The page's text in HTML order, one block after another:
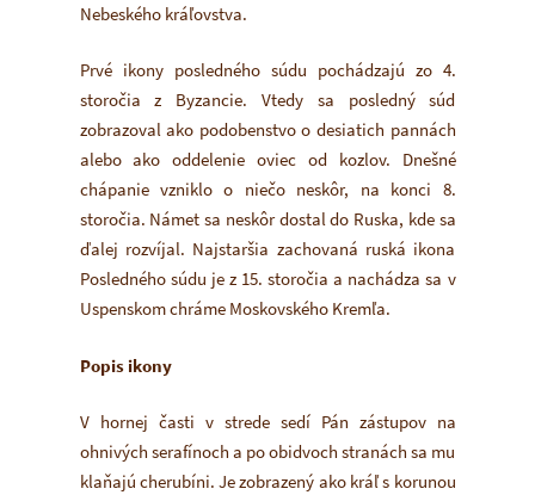
Nebeského kráľovstva.
Prvé ikony posledného súdu pochádzajú zo 4.
storočia z Byzancie. Vtedy sa posledný súd
zobrazoval ako podobenstvo o desiatich pannách
alebo ako oddelenie oviec od kozlov. Dnešné
chápanie vzniklo o niečo neskôr, na konci 8.
storočia. Námet sa neskôr dostal do Ruska, kde sa
ďalej rozvíjal. Najstaršia zachovaná ruská ikona
Posledného súdu je z 15. storočia a nachádza sa v
Uspenskom chráme Moskovského Kremľa.
Popis ikony
V hornej časti v strede sedí Pán zástupov na
ohnivých serafínoch a po obidvoch stranách sa mu
klaňajú cherubíni. Je zobrazený ako kráľ s korunou